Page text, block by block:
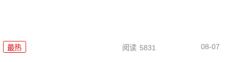
最热 阅读 5831 08-07